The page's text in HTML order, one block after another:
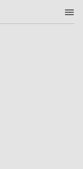
marcus hoehn